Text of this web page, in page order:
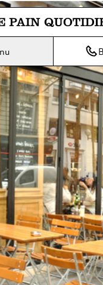
Spring
betekent Het